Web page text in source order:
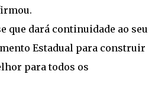
que dará continuidade ao seu
Estadual para construir
para todos os